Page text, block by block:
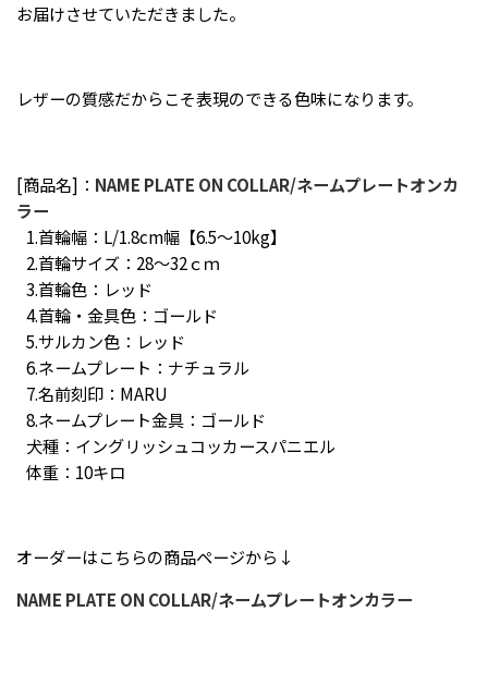
お届けさせていただきました。
レザーの質感だからこそ表現のできる色味になります。
[商品名]： NAME PLATE ON COLLAR/ネームプレートオンカ
ラー
1.首輪幅：L/1.8cm幅【6.5～10kg】
2.首輪サイズ：28～32ｃｍ
3.首輪色：レッド
4.首輪・金具色：ゴールド
5.サルカン色：レッド
6.ネームプレート：ナチュラル
7.名前刻印：MARU
8.ネームプレート金具：ゴールド
犬種：イングリッシュコッカースパニエル
体重：10キロ
オーダーはこちらの商品ページから↓
NAME PLATE ON COLLAR/ネームプレートオンカラー